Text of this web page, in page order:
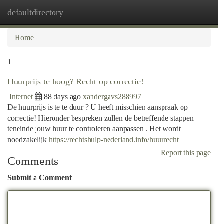
defaultdirectory
Home
1
Huurprijs te hoog? Recht op correctie!
Internet 88 days ago xandergavs288997
De huurprijs is te te duur ? U heeft misschien aanspraak op
correctie! Hieronder bespreken zullen de betreffende stappen
teneinde jouw huur te controleren aanpassen . Het wordt
noodzakelijk https://rechtshulp-nederland.info/huurrecht
Report this page
Comments
Submit a Comment